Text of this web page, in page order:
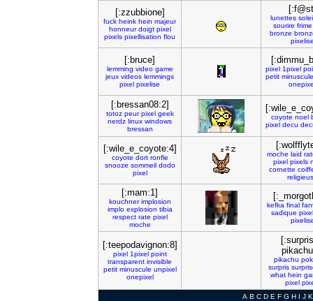
[:zzubbione]
fuck heink hein majeur
honneur doigt pixel
pixels pixellisation flou
lunettes
sourire frime
bronze
[:bruce]
lemming video game
jeux videos lemmings
pixel pixelise
pixel 1pixel
petit minuscule
[:bressan08:2]
totoz peur pixel geek
nerdz linux windows
bressan
coyote noel
pixel decu
[:wile_e_coyote:4]
coyote dort ronfle
snooze sommeil dodo
pixel
moche laid
pixel pixels
cornette
[:mam:1]
kouchner implosion
implo explosion tibia
respect rate pixel
moche
kefka final
sadique pixel
[:teepodavignon:8]
pixel 1pixel point
transparent invisible
petit minuscule unpixel
onepixel
pikachu
surpris
what hein
pixel
A B C D E F G H I J K